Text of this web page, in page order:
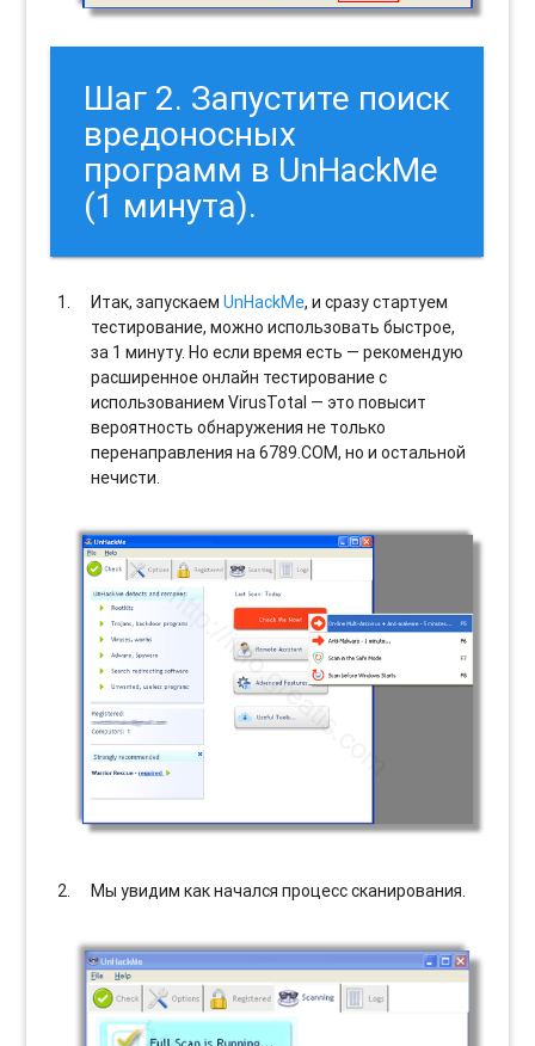
Шаг 2. Запустите поиск
вредоносных
программ в UnHackMe
(1 минута).
Итак, запускаемUnHackMe, и сразу стартуем
тестирование, можно использовать быстрое,
за 1 минуту. Но если время есть — рекомендую
расширенное онлайн тестирование с
использованием VirusTotal — это повысит
вероятность обнаружения не только
перенаправления на 6789.COM, но и остальной
нечисти.
Мы увидим как начался процесс сканирования.